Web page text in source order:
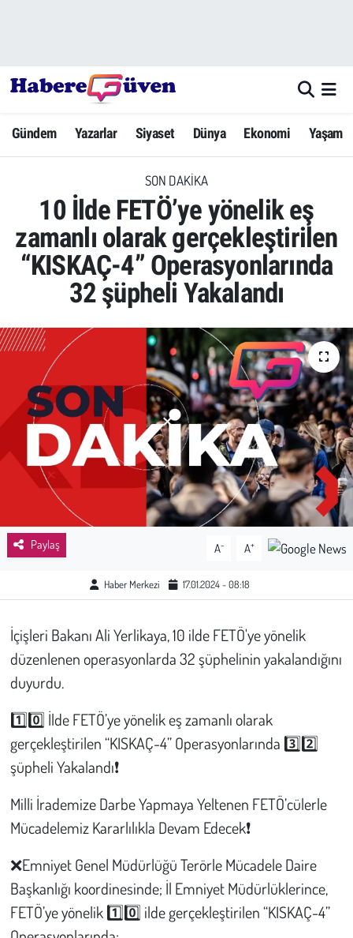
Gündem Yazarlar Siyaset Dünya Ekonomi Yaşam
SON DAKIKA
10 İlde FETÖ’ye yönelik eş
zamanlı olarak gerçekleştirilen
“KISKAÇ-4” Operasyonlarında
32 şüpheli Yakalandı
Paylaş A- A+
Haber Merkezi 17.01.2024 - 08:18
İçişleri Bakanı Ali Yerlikaya, 10 ilde FETÖ'ye yönelik
düzenlenen operasyonlarda 32 şüphelinin yakalandığını
duyurdu.
1️⃣0️⃣ İlde FETÖ’ye yönelik eş zamanlı olarak
gerçekleştirilen “KISKAÇ-4” Operasyonlarında 3️⃣2️⃣
şüpheli Yakalandı❗️
Milli İrademize Darbe Yapmaya Yeltenen FETÖ’cülerle
Mücadelemiz Kararlılıkla Devam Edecek❗️
❌Emniyet Genel Müdürlüğü Terörle Mücadele Daire
Başkanlığı koordinesinde; İl Emniyet Müdürlüklerince,
FETÖ’ye yönelik 1️⃣0️⃣ ilde gerçekleştirilen “KISKAÇ-4”
Yazarlar
Dünya
Ekonomi
Yaşam
Yerel Haberler
Eğitim
Sağlık
Kadın
Emek
Spor
Çocuk
Kültür Sanat
İnsan Hakları
Çevre
Günün İçinden
Vefat İlanları
Tarih
Hava Durumu
Trafik Durumu
Süper Lig Puan Durumu ve Fikstür
Tüm Manşetler
Son Dakika Haberleri
Haber Arşivi